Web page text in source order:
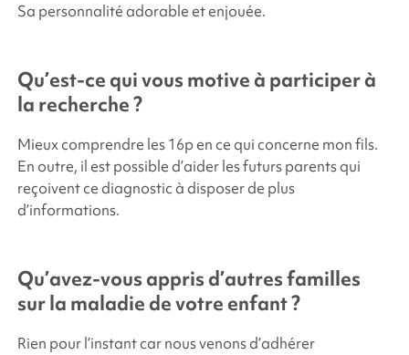
Sa personnalité adorable et enjouée.
Qu’est-ce qui vous motive à participer à
la recherche ?
Mieux comprendre les 16p en ce qui concerne mon fils.
En outre, il est possible d’aider les futurs parents qui
reçoivent ce diagnostic à disposer de plus
d’informations.
Qu’avez-vous appris d’autres familles
sur la maladie de votre enfant ?
Rien pour l’instant car nous venons d’adhérer